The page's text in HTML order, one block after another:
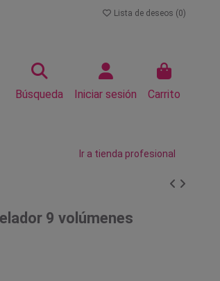
Lista de deseos (0)
Búsqueda Iniciar sesión Carrito
Ir a tienda profesional
9 volúmenes